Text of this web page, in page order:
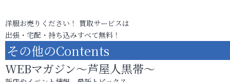
洋服お売りください！ 買取サービスは
出張・宅配・持ち込みすべて無料！
その他のContents
WEBマガジン～芦屋人黒帯～